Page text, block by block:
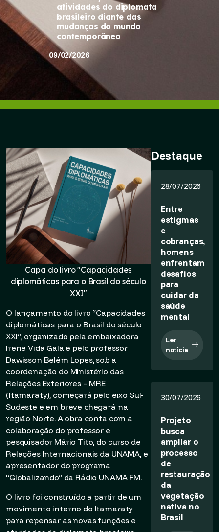
atividades do diplomata
brasileiro diante das
mudanças do mundo
contemporâneo
09/02/2026
Capa do livro "Capacidades
diplomáticas para o Brasil do século
XXI"
O lançamento do livro “Capacidades
diplomáticas para o Brasil do século
XXI”, organizado pela embaixadora
Irene Vida Gala e pelo professor
Dawisson Belém Lopes, sob a
coordenação do Ministério das
Relações Exteriores – MRE
(Itamaraty), começará pelo eixo Sul-
Sudeste e em breve chegará na
região Norte. A obra conta com a
colaboração do professor e
pesquisador Mário Tito, do curso de
Relações Internacionais da UNAMA, e
apresentador do programa
“Globalizando” da Rádio UNAMA FM.
O livro foi construído a partir de um
movimento interno do Itamaraty
para repensar as novas funções e
Destaque
28/07/2026
Entre
estigmas
e
cobranças,
homens
enfrentam
desafios
para
cuidar da
saúde
mental
Ler
notícia
30/07/2026
Projeto
busca
ampliar o
processo
de
restauração
da
vegetação
nativa no
Brasil